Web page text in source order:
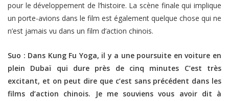
pour le développement de l’histoire. La scène finale qui implique
un porte-avions dans le film est également quelque chose qui ne
n’est jamais vu dans un film d’action chinois.
Suo : Dans Kung Fu Yoga, il y a une poursuite en voiture en
plein Dubaï qui dure près de cinq minutes C’est très
excitant, et on peut dire que c’est sans précédent dans les
films d’action chinois. Je me souviens vous avoir dit à